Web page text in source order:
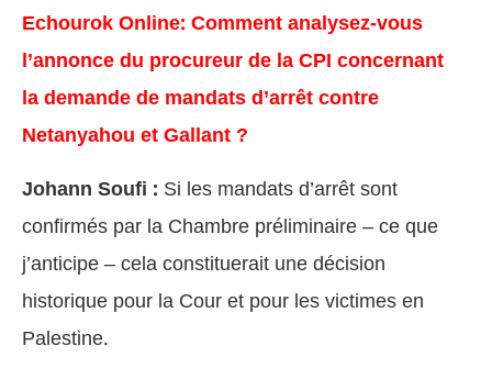
Echourok Online: Comment analysez-vous
l’annonce du procureur de la CPI concernant
la demande de mandats d’arrêt contre
Netanyahou et Gallant ?
Johann Soufi :Si les mandats d’arrêt sont
confirmés par la Chambre préliminaire – ce que
j’anticipe – cela constituerait une décision
historique pour la Cour et pour les victimes en
Palestine.